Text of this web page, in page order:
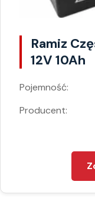
Ramiz
12V 10Ah
Pojemność:
Producent: